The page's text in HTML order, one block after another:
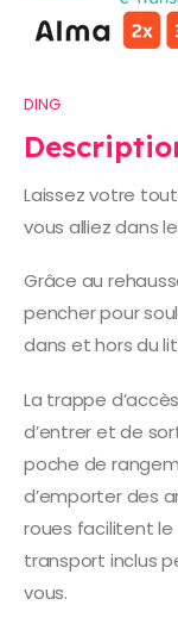
DING
Laissez votre
vous alliez dans
Grâce au
pencher pour
dans et hors du
La trappe
d’entrer et de
poche de
d’emporter des
roues facilitent
transport inclus
vous.